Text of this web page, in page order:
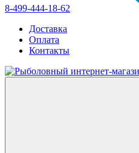
8-499-444-18-62
Доставка
Оплата
Контакты